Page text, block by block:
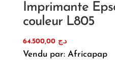
Imprimante
couleur L805
د.ج 64.500,00
Vendu par: Africapap